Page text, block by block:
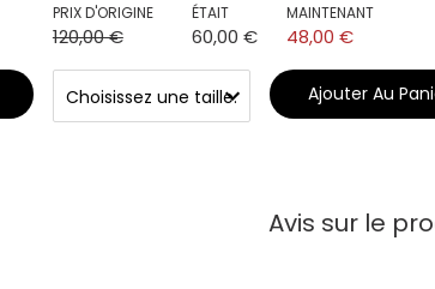
PRIX D'ORIGINE
120,00 €
ÉTAIT
60,00 €
MAINTENANT
48,00 €
Ajouter Au
Avis sur le